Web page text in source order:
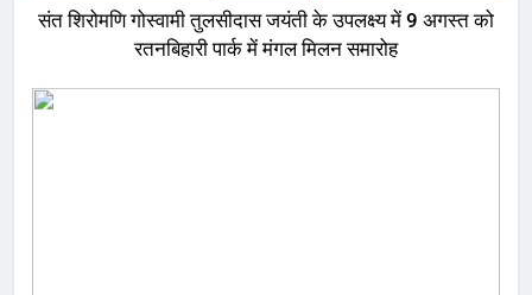
संत शिरोमणि गोस्वामी तुलसीदास जयंती के उपलक्ष्य में 9 अगस्त को
रतनबिहारी पार्क में मंगल मिलन समारोह